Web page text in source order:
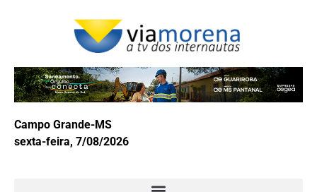
Campo Grande-MS
sexta-feira, 7/08/2026